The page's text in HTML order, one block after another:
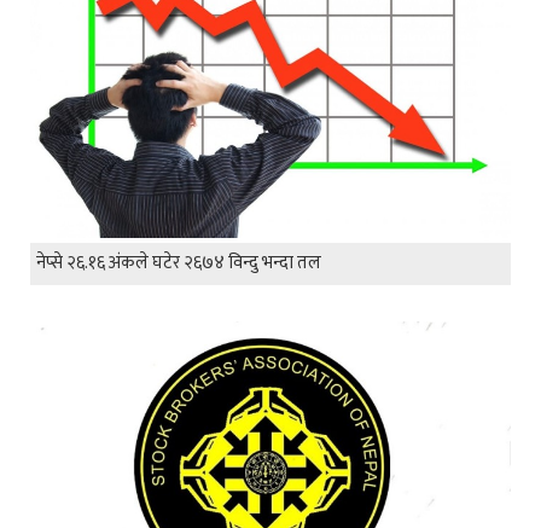
नेप्से २६.१६ अंकले घटेर २६७४ विन्दु भन्दा तल